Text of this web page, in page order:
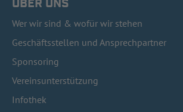
ÜBER UNS
Wer wir sind & wofür wir stehen
Geschäftsstellen und Ansprechpartner
Sponsoring
Vereinsunterstützung
Infothek